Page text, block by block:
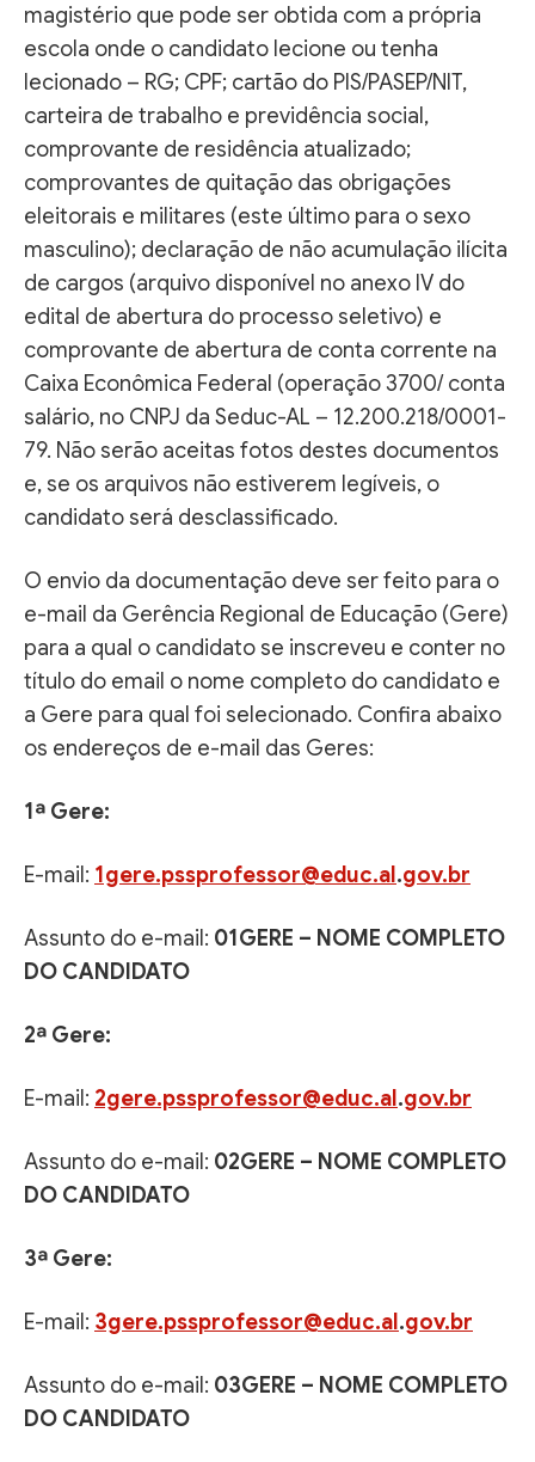
magistério que pode ser obtida com a própria
escola onde o candidato lecione ou tenha
lecionado – RG; CPF; cartão do PIS/PASEP/NIT,
carteira de trabalho e previdência social,
comprovante de residência atualizado;
comprovantes de quitação das obrigações
eleitorais e militares (este último para o sexo
masculino); declaração de não acumulação ilícita
de cargos (arquivo disponível no anexo IV do
edital de abertura do processo seletivo) e
comprovante de abertura de conta corrente na
Caixa Econômica Federal (operação 3700/ conta
salário, no CNPJ da Seduc-AL – 12.200.218/0001-
79. Não serão aceitas fotos destes documentos
e, se os arquivos não estiverem legíveis, o
candidato será desclassificado.
O envio da documentação deve ser feito para o
e-mail da Gerência Regional de Educação (Gere)
para a qual o candidato se inscreveu e conter no
título do email o nome completo do candidato e
a Gere para qual foi selecionado. Confira abaixo
os endereços de e-mail das Geres:
1ª Gere:
E-mail: 1gere.pssprofessor@educ.al .gov.br
Assunto do e-mail: 01GERE – NOME COMPLETO
DO CANDIDATO
2ª Gere:
E-mail: 2gere.pssprofessor@educ.al .gov.br
Assunto do e-mail: 02GERE – NOME COMPLETO
DO CANDIDATO
3ª Gere:
E-mail: 3gere.pssprofessor@educ.al .gov.br
Assunto do e-mail: 03GERE – NOME COMPLETO
DO CANDIDATO